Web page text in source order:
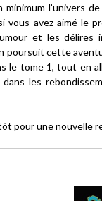
minimum l’univers
vous avez aimé le
et les délires
poursuit cette
le tome 1, tout en
les
pour une nouvelle